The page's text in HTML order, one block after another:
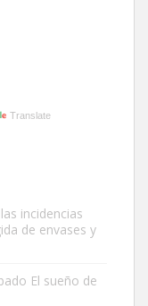
de la zona los
Translate
incidencias
de envases y
El sueño de